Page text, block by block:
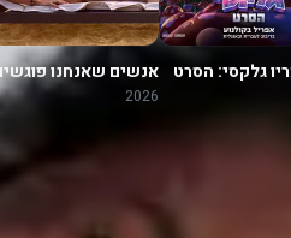
גלקסי: הסרט
אנשים שאנחנו
בחופשה
2026